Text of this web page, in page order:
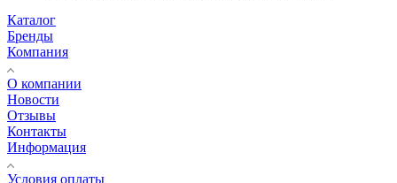
Каталог
Бренды
Компания
О компании
Новости
Отзывы
Контакты
Информация
Условия оплаты